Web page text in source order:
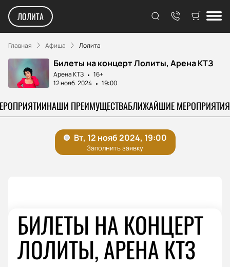
ЛОЛИТА
Главная Афиша Лолита
Билеты на концерт Лолиты, Арена КТЗ
Арена КТЗ
16+
12 нояб. 2024
19:00
НАШИ ПРЕИМУЩЕСТВАБЛИЖАЙШИЕ МЕРОПРИЯТИЯ
БИЛЕТЫ НА КОНЦЕРТ
ЛОЛИТЫ, АРЕНА КТЗ